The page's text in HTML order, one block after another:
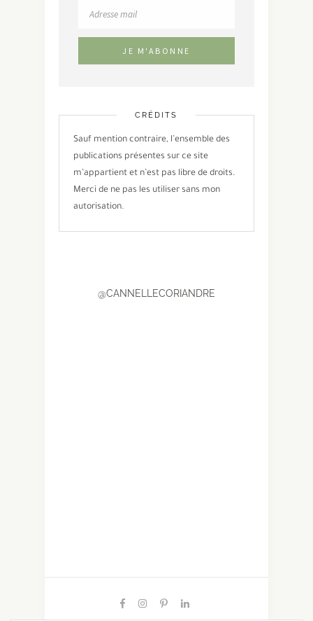
CRÉDITS
Sauf mention contraire, l’ensemble des
publications présentes sur ce site
m’appartient et n’est pas libre de droits.
Merci de ne pas les utiliser sans mon
autorisation.
@CANNELLECORIANDRE